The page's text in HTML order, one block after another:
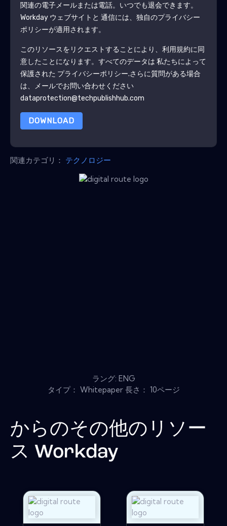
関連の電子メールまたは電話。いつでも退会できます。
Workdayウェブサイトと 通信には、独自のプライバシー
ポリシーが適用されます。
このリソースをリクエストすることにより、利用規約に同
意したことになります。すべてのデータは 私たちによって
保護された プライバシーポリシー.さらに質問がある場合
は、メールでお問い合わせください
dataprotection@techpublishhub.com
DOWNLOAD
関連カテゴリ： テクノロジー
ラング: ENG
タイプ： Whitepaper 長さ： 10ページ
からのその他のリソー
ス Workday